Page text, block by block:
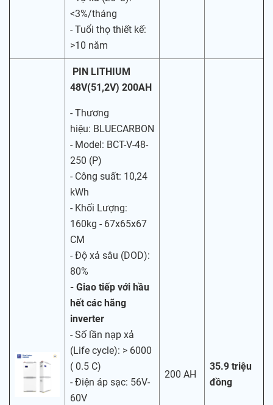
<3%/tháng
- Tuổi thọ thiết kế:
>10 năm
PIN LITHIUM
48V(51,2V) 200AH
- Thương
hiệu: BLUECARBON
- Model: BCT-V-48-
250 (P)
- Công suất: 10,24
kWh
- Khối Lượng:
160kg - 67x65x67
CM
- Độ xả sâu (DOD):
80%
- Giao tiếp với hầu
hết các hãng
inverter
- Số lần nạp xả
(Life cycle): > 6000
( 0.5 C)
- Điện áp sạc: 56V-
60V
200 AH
35.9 triệu
đồng